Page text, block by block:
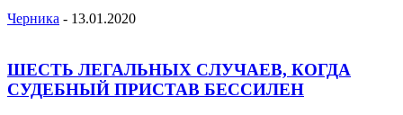
Черника - 13.01.2020
ШЕСТЬ ЛЕГАЛЬНЫХ СЛУЧАЕВ, КОГДА
СУДЕБНЫЙ ПРИСТАВ БЕССИЛЕН